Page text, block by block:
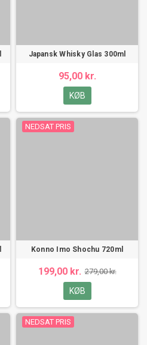
Japansk Whisky Glas 300ml
95,00 kr.
KØB
NEDSAT PRIS
Konno Imo Shochu 720ml
199,00 kr. 279,00 kr.
KØB
NEDSAT PRIS